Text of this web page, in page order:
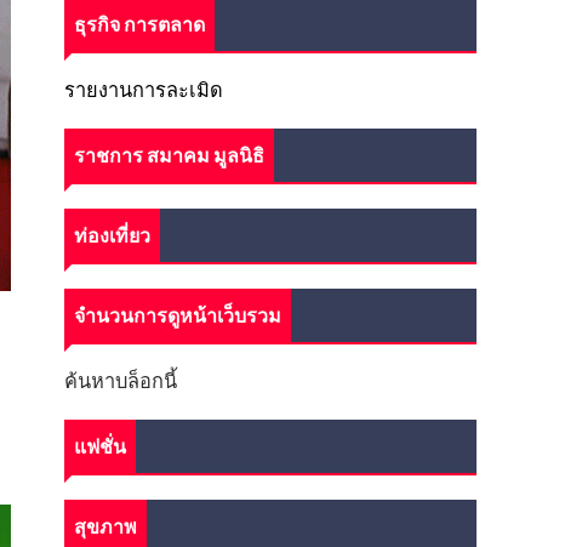
ธุรกิจ การตลาด
รายงานการละเมิด
ราชการ สมาคม มูลนิธิ
ท่องเที่ยว
จำนวนการดูหน้าเว็บรวม
ค้นหาบล็อกนี้
แฟชั่น
สุขภาพ